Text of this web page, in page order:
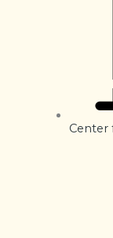
Center